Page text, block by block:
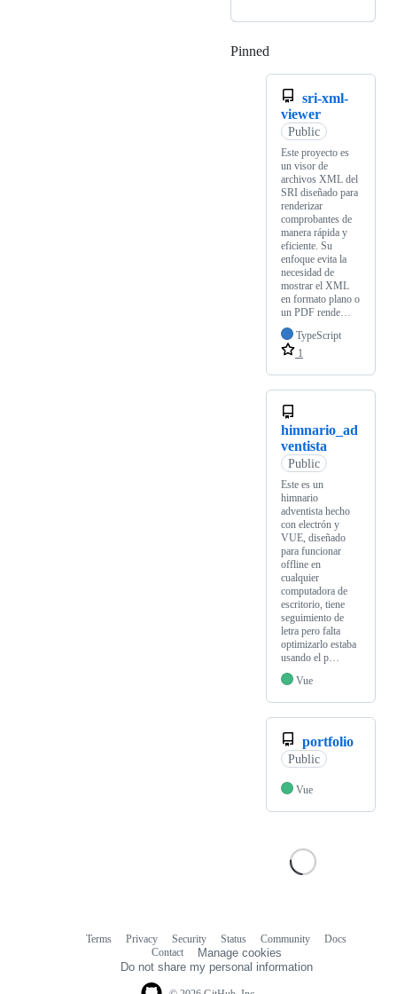
Pinned
sri-xml-
viewer
Public
Este proyecto es
un visor de
archivos XML del
SRI diseñado para
renderizar
comprobantes de
manera rápida y
eficiente. Su
enfoque evita la
necesidad de
mostrar el XML
en formato plano o
un PDF rende…
TypeScript
1
himnario_ad
ventista
Public
Este es un
himnario
adventista hecho
con electrón y
VUE, diseñado
para funcionar
offline en
cualquier
computadora de
escritorio, tiene
seguimiento de
letra pero falta
optimizarlo estaba
usando el p…
Vue
portfolio
Public
Vue
Terms Privacy Security Status Community
Docs
Contact
Manage cookies
Do not share my personal information